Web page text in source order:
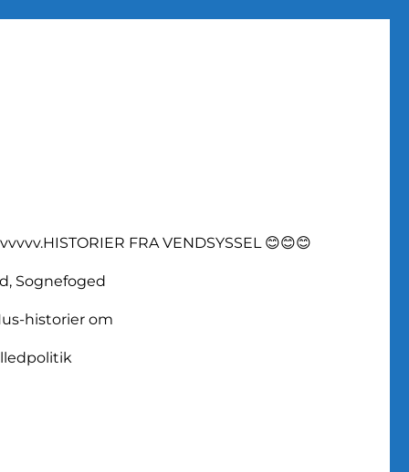
vvvvv.HISTORIER FRA VENDSYSSEL 😊😊😊
Sognefoged
historier om